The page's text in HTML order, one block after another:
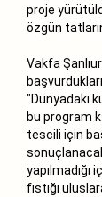
proje
özgün
Vakfa
"Dünyadaki
bu program
tescili için
yapılmadığı
fıstığı